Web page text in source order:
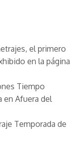
el primero
en la página
Tiempo
en Afuera del
Temporada de